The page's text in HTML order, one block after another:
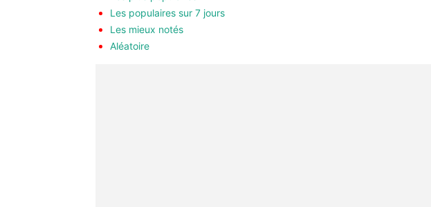
Les populaires sur 7 jours
Les mieux notés
Aléatoire